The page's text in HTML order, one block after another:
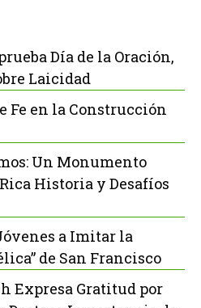
Día de la Oración,
Laicidad
Fe en la Construcción
Un Monumento
Historia y Desafíos
a Imitar la
de San Francisco
Expresa Gratitud por